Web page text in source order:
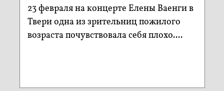
23 февраля на концерте Елены Ваенги в
Твери одна из зрительниц пожилого
возраста почувствовала себя плохо....